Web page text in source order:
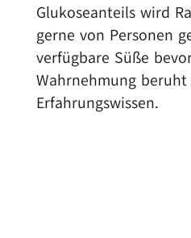
Glukoseanteils wird
gerne von Personen
verfügbare Süße
Wahrnehmung
Erfahrungswissen.